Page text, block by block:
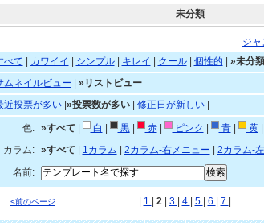
未分類
ジャ
べて カワイイ シンプル| キレイ クール| 個性的
»未分類
ムネイルビュー
»リストビュー
近投票が多い| »投票数が多い| 修正日が新しい|
色: »すべて 白 黒| 赤| ピンク 青| 黄|
カラム:
»すべて 1カラム 2カラム-右メニュー 2カラム-
名前:
<前のページ 1 2 3 4 5 6 7 | ...